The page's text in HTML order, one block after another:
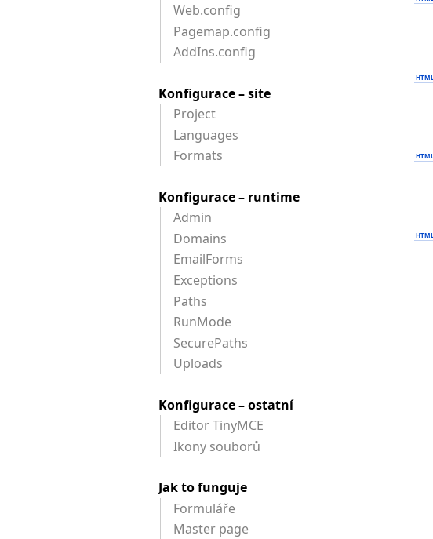
Web.config
Pagemap.config
AddIns.config
Konfigurace – site
Project
Languages
Formats
Konfigurace – runtime
Admin
Domains
EmailForms
Exceptions
Paths
RunMode
SecurePaths
Uploads
Konfigurace – ostatní
Editor TinyMCE
Ikony souborů
Jak to funguje
Formuláře
Master page